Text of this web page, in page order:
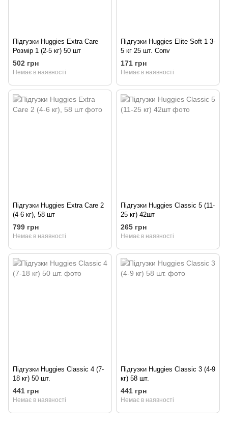
Підгузки Huggies Extra Care
Розмір 1 (2-5 кг) 50 шт
502 грн
Немає в наявності
Підгузки Huggies Elite Soft 1 3-
5 кг 25 шт. Conv
171 грн
Немає в наявності
Підгузки Huggies Extra Care 2
(4-6 кг), 58 шт
799 грн
Немає в наявності
Підгузки Huggies Classic 5 (11-
25 кг) 42шт
265 грн
Немає в наявності
Підгузки Huggies Classic 4 (7-
18 кг) 50 шт.
441 грн
Немає в наявності
Підгузки Huggies Classic 3 (4-9
кг) 58 шт.
441 грн
Немає в наявності